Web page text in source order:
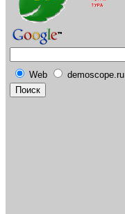
Web demoscope.ru